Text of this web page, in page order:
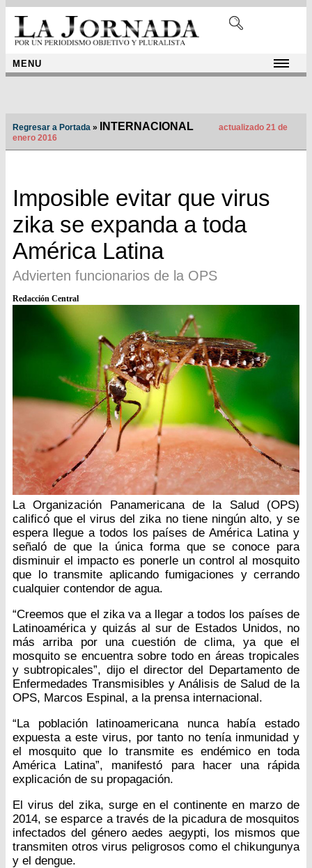
MENU
Regresar a Portada » INTERNACIONAL
actualizado 21 de
enero 2016
Imposible evitar que virus
zika se expanda a toda
América Latina
Advierten funcionarios de la OPS
Redacción Central
La Organización Panamericana de la Salud (OPS)
calificó que el virus del zika no tiene ningún alto, y se
espera llegue a todos los países de América Latina y
señaló de que la única forma que se conoce para
disminuir el impacto es ponerle un control al mosquito
que lo transmite aplicando fumigaciones y cerrando
cualquier contendor de agua.
“Creemos que el zika va a llegar a todos los países de
Latinoamérica y quizás al sur de Estados Unidos, no
más arriba por una cuestión de clima, ya que el
mosquito se encuentra sobre todo en áreas tropicales
y subtropicales”, dijo el director del Departamento de
Enfermedades Transmisibles y Análisis de Salud de la
OPS, Marcos Espinal, a la prensa internacional.
“La población latinoamericana nunca había estado
expuesta a este virus, por tanto no tenía inmunidad y
el mosquito que lo transmite es endémico en toda
América Latina”, manifestó para hacer una rápida
explicación de su propagación.
El virus del zika, surge en el continente en marzo de
2014, se esparce a través de la picadura de mosquitos
infectados del género aedes aegypti, los mismos que
transmiten otros virus peligrosos como el chikungunya
y el dengue.